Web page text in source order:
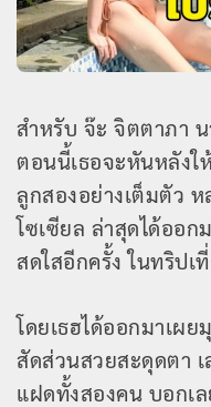
สำหรับ จ๊ะ จิตตาภา
ตอนนี้เธอจะหันหลัง
ลูกสองอย่างเต็มตัว
โซเซียล ล่าสุดได้ออก
สดใสอีกครั้ง ในทริป
โดยเธฮได้ออกมาเผ
สัดส่วนสวยสะดุดตา
แฝดทั้งสองคน บอกเ